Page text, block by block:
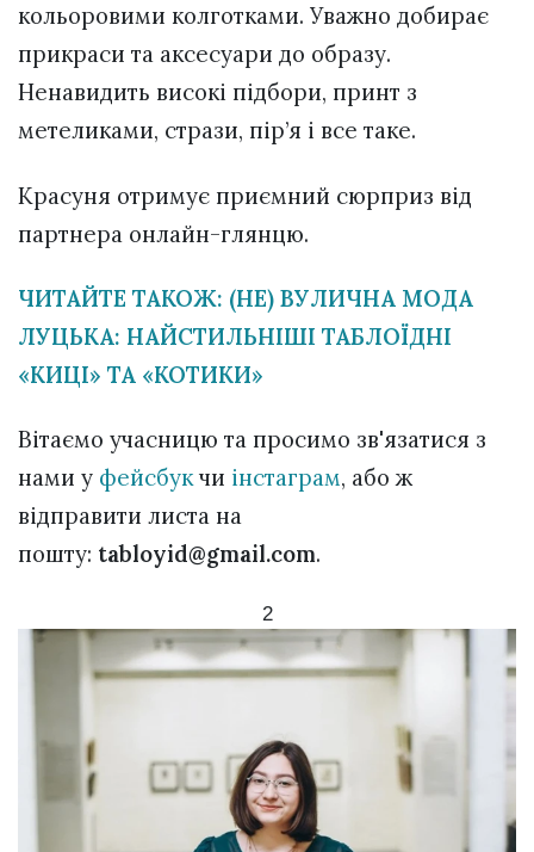
кольоровими колготками. Уважно добирає
прикраси та аксесуари до образу.
Ненавидить високі підбори, принт з
метеликами, стрази, пір’я і все таке.
Красуня отримує приємний сюрприз від
партнера онлайн-глянцю.
ЧИТАЙТЕ ТАКОЖ: (НЕ) ВУЛИЧНА МОДА
ЛУЦЬКА: НАЙСТИЛЬНІШІ ТАБЛОЇДНІ
«КИЦІ» ТА «КОТИКИ»
Вітаємо учасницю та просимо зв'язатися з
нами у фейсбукчи інстаграм, або ж
відправити листа на
пошту: tabloyid@gmail.com.
2